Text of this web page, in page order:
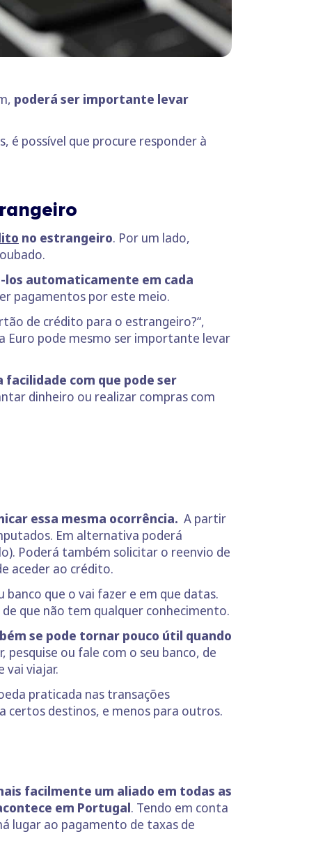
poderá ser importante levar
é possível que procure responder à
no estrangeiro. Por um lado,
los automaticamente em cada
pagamentos por este meio.
de crédito para o estrangeiro?“,
Euro pode mesmo ser importante levar
com que pode ser
dinheiro ou realizar compras com
essa mesma ocorrência. A partir
Em alternativa poderá
Poderá também solicitar o reenvio de
aceder ao crédito.
que o vai fazer e em que datas.
que não tem qualquer conhecimento.
se pode tornar pouco útil quando
pesquise ou fale com o seu banco, de
vai viajar.
praticada nas transações
certos destinos, e menos para outros.
facilmente um aliado em todas as
em Portugal. Tendo em conta
lugar ao pagamento de taxas de